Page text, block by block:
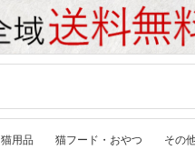
猫用品 猫フード・おやつ その